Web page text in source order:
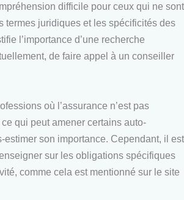
difficile pour ceux qui ne sont
termes juridiques et les spécificités des
l’importance d’une recherche
de faire appel à un conseiller
où l’assurance n’est pas
ce qui peut amener certains auto-
estimer son importance. Cependant, il est
sur les obligations spécifiques
comme cela est mentionné sur le site